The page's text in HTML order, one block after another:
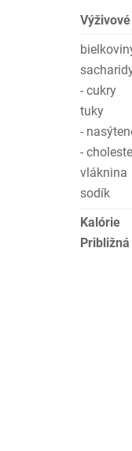
- cukry
tuky
-
-
vláknina
sodík
Kalórie
Približná